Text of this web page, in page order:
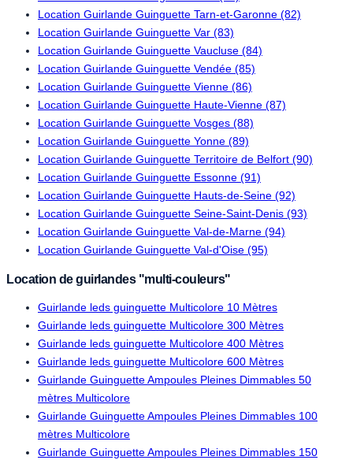
Location Guirlande Guinguette Tarn-et-Garonne (82)
Location Guirlande Guinguette Var (83)
Location Guirlande Guinguette Vaucluse (84)
Location Guirlande Guinguette Vendée (85)
Location Guirlande Guinguette Vienne (86)
Location Guirlande Guinguette Haute-Vienne (87)
Location Guirlande Guinguette Vosges (88)
Location Guirlande Guinguette Yonne (89)
Location Guirlande Guinguette Territoire de Belfort (90)
Location Guirlande Guinguette Essonne (91)
Location Guirlande Guinguette Hauts-de-Seine (92)
Location Guirlande Guinguette Seine-Saint-Denis (93)
Location Guirlande Guinguette Val-de-Marne (94)
Location Guirlande Guinguette Val-d'Oise (95)
Location de guirlandes "multi-couleurs"
Guirlande leds guinguette Multicolore 10 Mètres
Guirlande leds guinguette Multicolore 300 Mètres
Guirlande leds guinguette Multicolore 400 Mètres
Guirlande leds guinguette Multicolore 600 Mètres
Guirlande Guinguette Ampoules Pleines Dimmables 50
mètres Multicolore
Guirlande Guinguette Ampoules Pleines Dimmables 100
mètres Multicolore
Guirlande Guinguette Ampoules Pleines Dimmables 150